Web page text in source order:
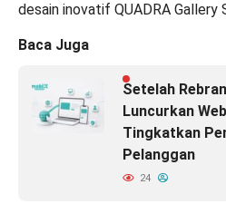
desain inovatif QUADRA Gallery
Baca Juga
Setelah
Luncurkan
Tingkatkan
Pelanggan
24